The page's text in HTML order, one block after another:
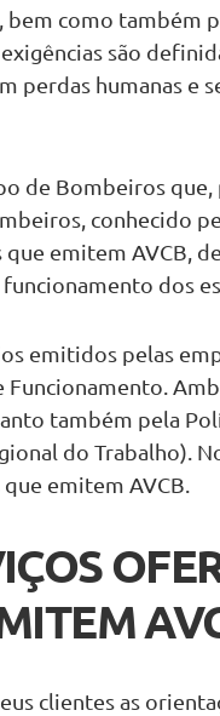
bem como também
são
perdas humanas e
de Bombeiros que,
conhecido
emitem AVCB,
dos
emitidos pelas
Funcionamento.
também pela
do Trabalho).
emitem AVCB.
clientes as